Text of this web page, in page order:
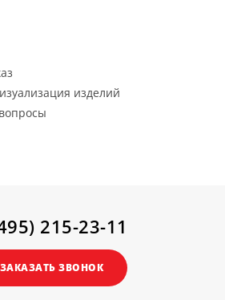
изделий
215-23-11
ЗАКАЗАТЬ ЗВОНОК